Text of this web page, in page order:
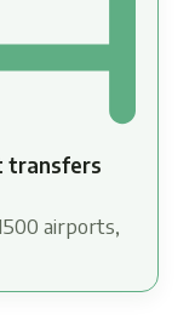
transfers
airports,